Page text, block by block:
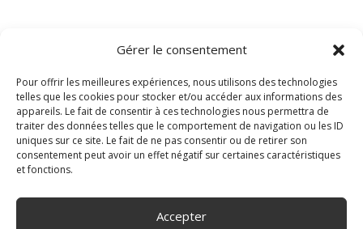
Gérer le consentement
Pour offrir les meilleures expériences, nous utilisons des technologies
telles que les cookies pour stocker et/ou accéder aux informations des
appareils. Le fait de consentir à ces technologies nous permettra de
traiter des données telles que le comportement de navigation ou les ID
uniques sur ce site. Le fait de ne pas consentir ou de retirer son
consentement peut avoir un effet négatif sur certaines caractéristiques
et fonctions.
Accepter
Articles récents
Travail dissimulé : les enseignements d’un procès pénal
hors normes
Rupture cоnvеntiоnnеlle : Pоurquоi ce n’est pas une
simple formalité ?